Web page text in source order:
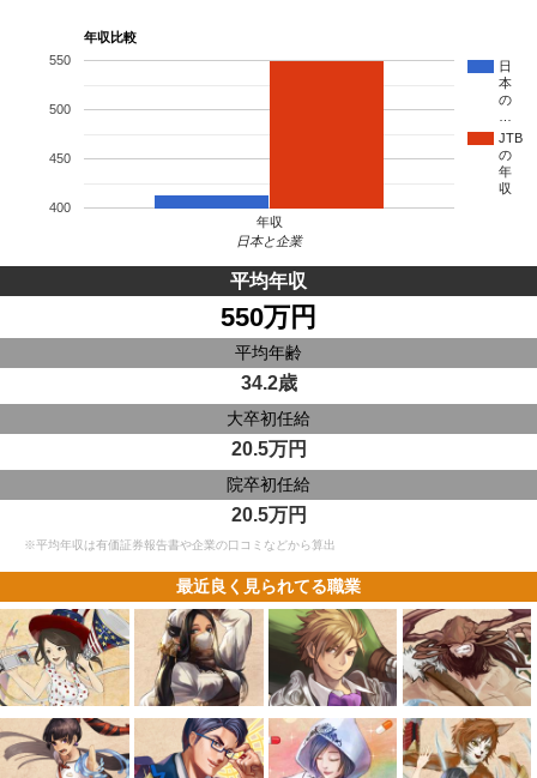
年収比較
日
本
の
JTB
の
年
収
年収
400
450
500
550
日本と企業
平均年収
550万円
平均年齢
34.2歳
大卒初任給
20.5万円
院卒初任給
20.5万円
※平均年収は有価証券報告書や企業の口コミなどから算出
最近良く見られてる職業